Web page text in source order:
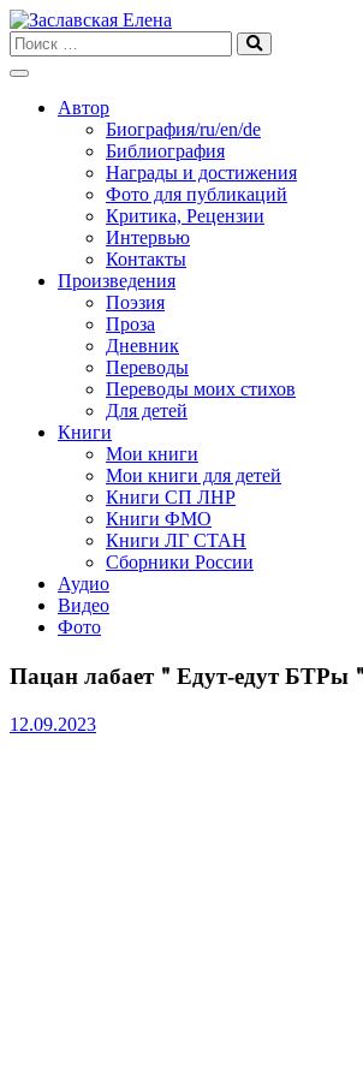
Skip
to
content
Автор
Биография/ru/en/de
Библиография
Награды и достижения
Фото для публикаций
Критика, Рецензии
Интервью
Контакты
Произведения
Поэзия
Проза
Дневник
Переводы
Переводы моих стихов
Для детей
Книги
Мои книги
Мои книги для детей
Книги СП ЛНР
Книги ФМО
Книги ЛГ СТАН
Сборники России
Аудио
Видео
Фото
Пацан лабает＂Едут-едут БТРы
12.09.2023